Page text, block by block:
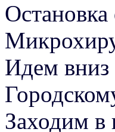
Идем
Заходим